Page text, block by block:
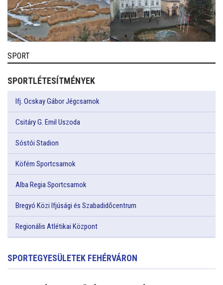
SPORT
SPORTLÉTESÍTMÉNYEK
Ifj. Ocskay Gábor Jégcsarnok
Csitáry G. Emil Uszoda
Sóstói Stadion
Köfém Sportcsarnok
Alba Regia Sportcsarnok
Bregyó Közi Ifjúsági és Szabadidőcentrum
Regionális Atlétikai Központ
SPORTEGYESÜLETEK FEHÉRVÁRON